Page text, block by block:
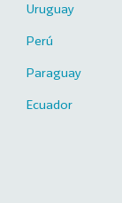
Uruguay
Perú
Paraguay
Ecuador